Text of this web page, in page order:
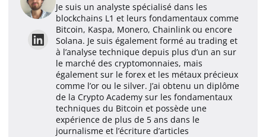
Je suis un analyste spécialisé dans les
blockchains L1 et leurs fondamentaux comme
Bitcoin, Kaspa, Monero, Chainlink ou encore
Solana. Je suis également formé au trading et
à l’analyse technique depuis plus d’un an sur
le marché des cryptomonnaies, mais
également sur le forex et les métaux précieux
comme l’or ou le silver. J’ai obtenu un diplôme
de la Crypto Academy sur les fondamentaux
techniques du Bitcoin et possède une
expérience de plus de 5 ans dans le
journalisme et l’écriture d’articles